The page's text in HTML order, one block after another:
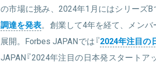
関連情報をみる
の市場に挑み、2024年1月にはシリーズB
調達を発表。創業して4年を経て、メン
展開。Forbes JAPANでは『2024年注目の
JAPAN『2024年注目の日本発スタートア